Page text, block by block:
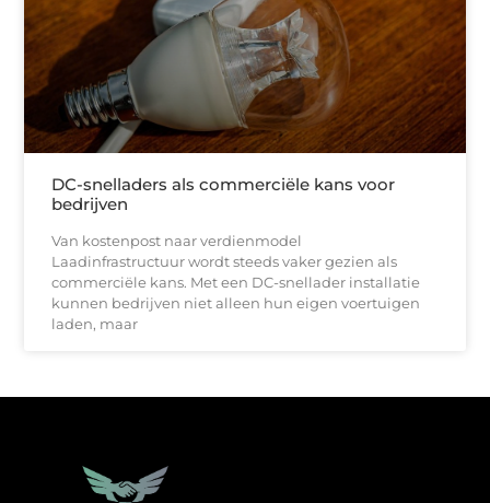
DC-snelladers als commerciële kans voor
bedrijven
Van kostenpost naar verdienmodel
Laadinfrastructuur wordt steeds vaker gezien als
commerciële kans. Met een DC-snellader installatie
kunnen bedrijven niet alleen hun eigen voertuigen
laden, maar